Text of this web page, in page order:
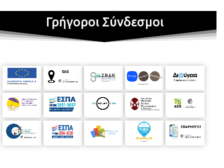
Γρήγοροι Σύνδεσμοι